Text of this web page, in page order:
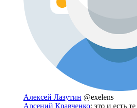
Алексей Лазутин @exelens
Арсений Кравченко: это и есть